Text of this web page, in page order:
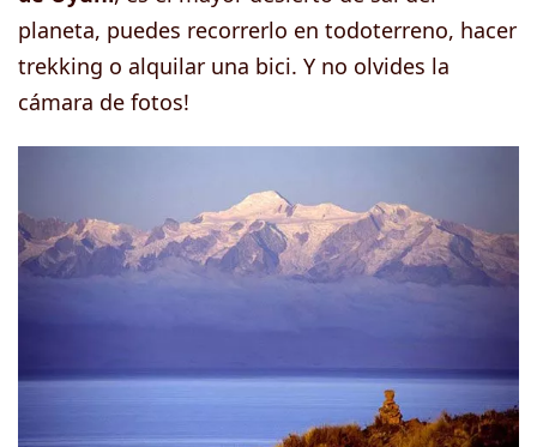
planeta, puedes recorrerlo en todoterreno, hacer
trekking o alquilar una bici. Y no olvides la
cámara de fotos!